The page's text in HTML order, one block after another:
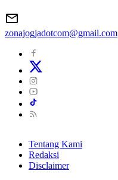
zonajogjadotcom@gmail.com
Tentang Kami
Redaksi
Disclaimer